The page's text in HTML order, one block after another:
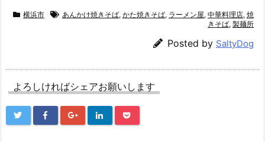
横浜市 あんかけ焼きそば, かた焼きそば, ラーメン屋, 中華料理店, 焼
きそば, 製麺所
Posted by SaltyDog
よろしければシェアお願いします